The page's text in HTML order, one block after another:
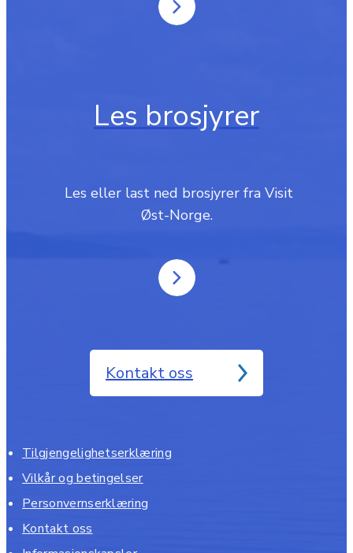
Les brosjyrer
‎ Les eller last ned brosjyrer fra Visit
Øst-Norge.
Kontakt oss
Tilgjengelighetserklæring
Vilkår og betingelser
Personvernserklæring
Kontakt oss